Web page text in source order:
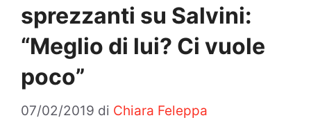
sprezzanti su Salvini:
“Meglio di lui? Ci vuole
poco”
07/02/2019 di Chiara Feleppa